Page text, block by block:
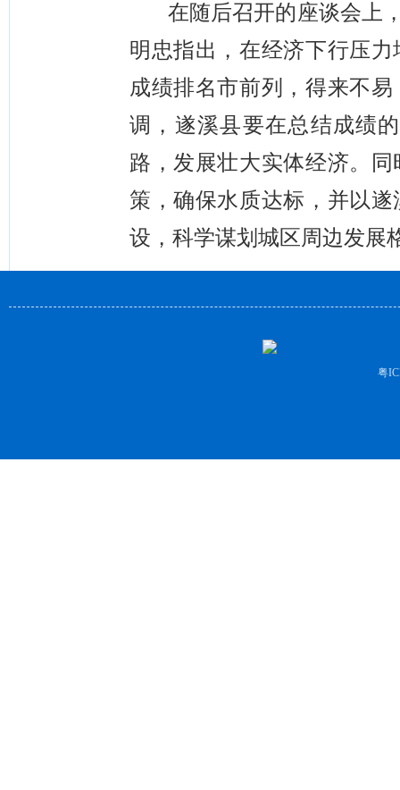
在随后召开的座谈会上
明忠指出，在经济下行压
成绩排名市前列， 得来不易
调，遂溪县要在总结成绩
路， 发展壮大实体经济。
策，确保水质达标，并以
设，科学谋划城区周边发展
粤